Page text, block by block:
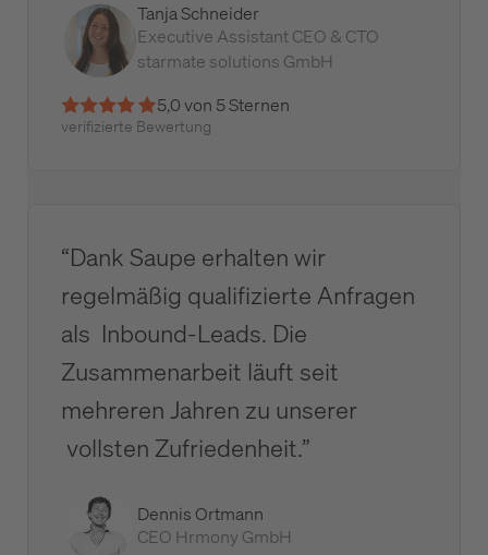
Tanja Schneider
Executive Assistant CEO & CTO
starmate solutions GmbH
5,0 von 5 Sternen
verifizierte Bewertung
“Dank Saupe erhalten wir
regelmäßig qualifizierte Anfragen
als Inbound-Leads. Die
Zusammenarbeit läuft seit
mehreren Jahren zu unserer
vollsten Zufriedenheit.”
Dennis Ortmann
CEO Hrmony GmbH